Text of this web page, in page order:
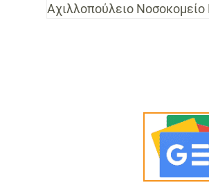
Αχιλλοπούλειο Νοσοκομείο